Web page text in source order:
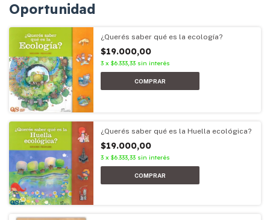
Oportunidad
¿Querés saber qué es la ecología?
$19.000,00
3 x $6.333,33 sin interés
¿Querés saber qué es la Huella ecológica?
$19.000,00
3 x $6.333,33 sin interés